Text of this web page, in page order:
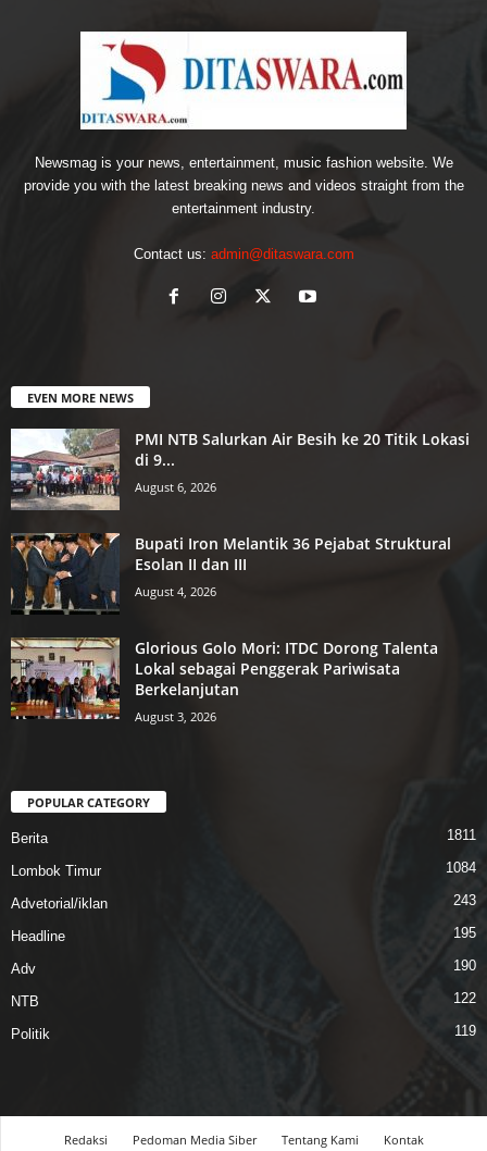
Newsmag is your news, entertainment, music fashion website. We
provide you with the latest breaking news and videos straight from the
entertainment industry.
Contact us: admin@ditaswara.com
EVEN MORE NEWS
PMI NTB Salurkan Air Besih ke 20 Titik Lokasi
di 9...
August 6, 2026
Bupati Iron Melantik 36 Pejabat Struktural
Esolan II dan III
August 4, 2026
Glorious Golo Mori: ITDC Dorong Talenta
Lokal sebagai Penggerak Pariwisata
Berkelanjutan
August 3, 2026
POPULAR CATEGORY
Berita 1811
Lombok Timur 1084
Advetorial/iklan 243
Headline 195
Adv 190
NTB 122
Politik 119
Redaksi Pedoman Media Siber Tentang Kami Kontak